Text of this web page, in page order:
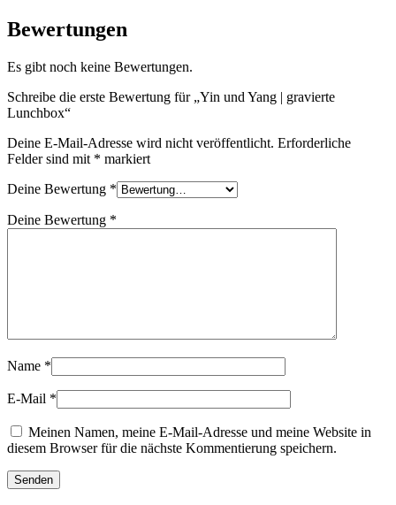
Bewertungen
Es gibt noch keine Bewertungen.
Schreibe die erste Bewertung für „Yin und Yang | gravierte
Lunchbox“
Deine E-Mail-Adresse wird nicht veröffentlicht. Erforderliche
Felder sind mit * markiert
Deine Bewertung *
Deine Bewertung *
Name *
E-Mail *
Meinen Namen, meine E-Mail-Adresse und meine Website in
diesem Browser für die nächste Kommentierung speichern.